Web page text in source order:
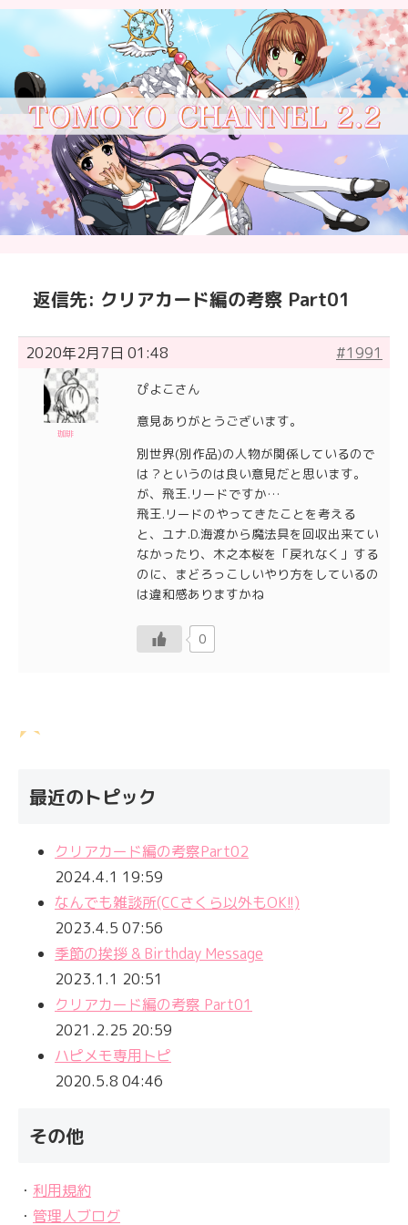
返信先: クリアカード編の考察 Part01
2020年2月7日 01:48 #1991
珈琲
ぴよこさん
意見ありがとうございます。
別世界(別作品)の人物が関係しているので
は？というのは良い意見だと思います。
が、飛王.リードですか…
飛王.リードのやってきたことを考える
と、ユナ.D.海渡から魔法具を回収出来てい
なかったり、木之本桜を「戻れなく」する
のに、まどろっこしいやり方をしているの
は違和感ありますかね
0
最近のトピック
クリアカード編の考察Part02
2024.4.1 19:59
なんでも雑談所(CCさくら以外もOK!!)
2023.4.5 07:56
季節の挨拶 & Birthday Message
2023.1.1 20:51
クリアカード編の考察 Part01
2021.2.25 20:59
ハピメモ専用トピ
2020.5.8 04:46
その他
・ 利用規約
・ 管理人ブログ